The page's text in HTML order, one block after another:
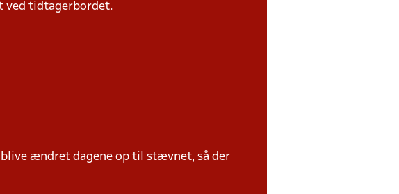
ved tidtagerbordet.
ændret dagene op til stævnet, så der